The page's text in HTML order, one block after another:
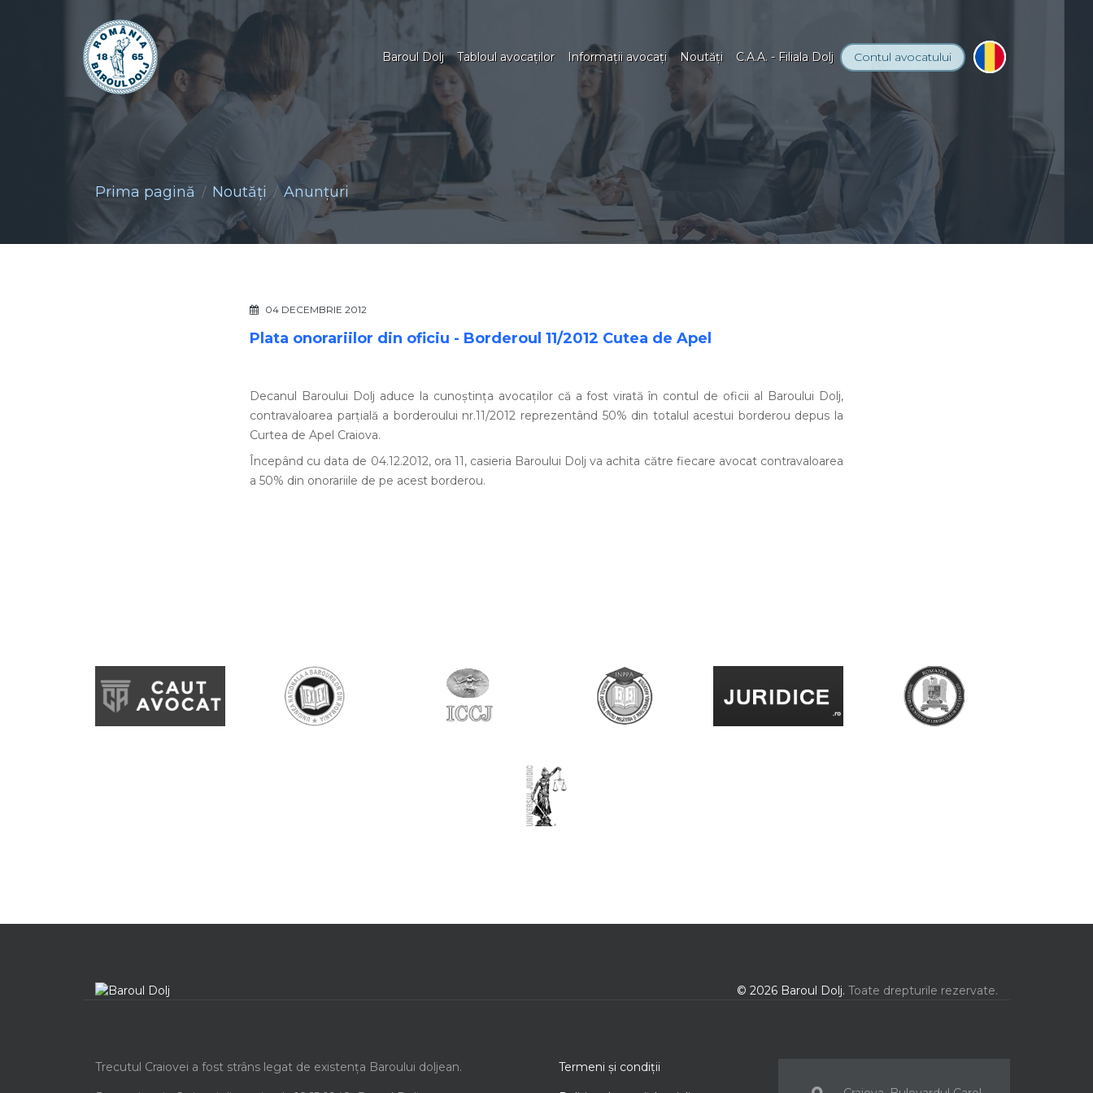
Baroul Dolj Tabloul avocaţilor Informaţii avocaţi Noutăţi C.A.A. - Filiala Dolj Contul avocatului
Prima pagină Noutăţi Anunţuri
04 DECEMBRIE 2012
Plata onorariilor din oficiu - Borderoul 11/2012 Cutea de Apel
Decanul Baroului Dolj aduce la cunoștința avocaților că a fost virată în contul de oficii al Baroului Dolj,
contravaloarea parțială a borderoului nr.11/2012 reprezentând 50% din totalul acestui borderou depus la
Curtea de Apel Craiova.
Începând cu data de 04.12.2012, ora 11, casieria Baroului Dolj va achita către fiecare avocat contravaloarea
a 50% din onorariile de pe acest borderou.
© 2026 Baroul Dolj. Toate drepturile rezervate.
Trecutul Craiovei a fost strâns legat de existența Baroului doljean. Termeni şi condiţii